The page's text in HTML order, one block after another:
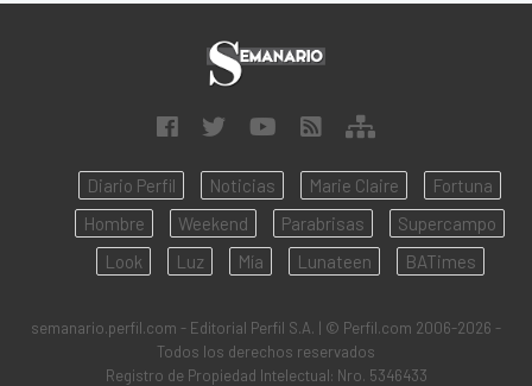
Diario Perfil Noticias Marie Claire
Fortuna
Hombre
Weekend Parabrisas
Supercampo
Look
Luz Mía Lunateen BATimes
semanario.perfil.com - Editorial Perfil S.A. | © Perfil.com 2006-2026 -
Todos los derechos reservados
Registro de Propiedad Intelectual: Nro. 5346433